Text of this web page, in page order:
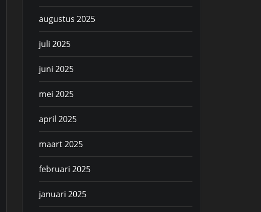
augustus 2025
juli 2025
juni 2025
mei 2025
april 2025
maart 2025
februari 2025
januari 2025